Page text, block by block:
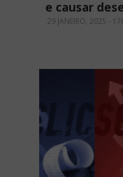
e causar
29 JANEIRO, 2025 -